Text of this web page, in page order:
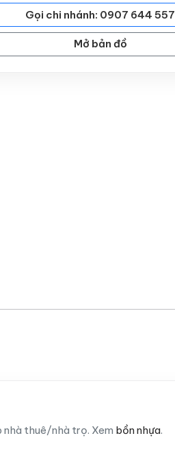
Gọi chi nhánh: 0907 644 557
Mở bản đồ
nhà thuê/nhà trọ. Xem bồn nhựa.